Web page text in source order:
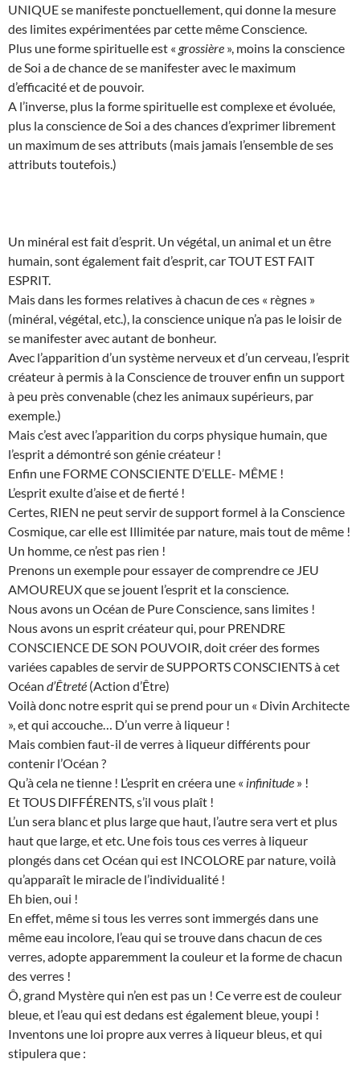
UNIQUE se manifeste ponctuellement, qui donne la mesure
des limites expérimentées par cette même Conscience.
Plus une forme spirituelle est « grossière », moins la conscience
de Soi a de chance de se manifester avec le maximum
d’efficacité et de pouvoir.
A l’inverse, plus la forme spirituelle est complexe et évoluée,
plus la conscience de Soi a des chances d’exprimer librement
un maximum de ses attributs (mais jamais l’ensemble de ses
attributs toutefois.)
Un minéral est fait d’esprit. Un végétal, un animal et un être
humain, sont également fait d’esprit, car TOUT EST FAIT
ESPRIT.
Mais dans les formes relatives à chacun de ces « règnes »
(minéral, végétal, etc.), la conscience unique n’a pas le loisir de
se manifester avec autant de bonheur.
Avec l’apparition d’un système nerveux et d’un cerveau, l’esprit
créateur à permis à la Conscience de trouver enfin un support
à peu près convenable (chez les animaux supérieurs, par
exemple.)
Mais c’est avec l’apparition du corps physique humain, que
l’esprit a démontré son génie créateur !
Enfin une FORME CONSCIENTE D’ELLE- MÊME !
L’esprit exulte d’aise et de fierté !
Certes, RIEN ne peut servir de support formel à la Conscience
Cosmique, car elle est Illimitée par nature, mais tout de même !
Un homme, ce n’est pas rien !
Prenons un exemple pour essayer de comprendre ce JEU
AMOUREUX que se jouent l’esprit et la conscience.
Nous avons un Océan de Pure Conscience, sans limites !
Nous avons un esprit créateur qui, pour PRENDRE
CONSCIENCE DE SON POUVOIR, doit créer des formes
variées capables de servir de SUPPORTS CONSCIENTS à cet
Océan d’Êtreté (Action d’Être)
Voilà donc notre esprit qui se prend pour un « Divin Architecte
», et qui accouche… D’un verre à liqueur !
Mais combien faut-il de verres à liqueur différents pour
contenir l’Océan ?
Qu’à cela ne tienne ! L’esprit en créera une « infinitude » !
Et TOUS DIFFÉRENTS, s’il vous plaît !
L’un sera blanc et plus large que haut, l’autre sera vert et plus
haut que large, et etc. Une fois tous ces verres à liqueur
plongés dans cet Océan qui est INCOLORE par nature, voilà
qu’apparaît le miracle de l’individualité !
Eh bien, oui !
En effet, même si tous les verres sont immergés dans une
même eau incolore, l’eau qui se trouve dans chacun de ces
verres, adopte apparemment la couleur et la forme de chacun
des verres !
Ô, grand Mystère qui n’en est pas un ! Ce verre est de couleur
bleue, et l’eau qui est dedans est également bleue, youpi !
Inventons une loi propre aux verres à liqueur bleus, et qui
stipulera que :